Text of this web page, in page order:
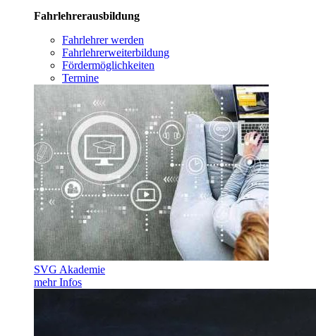
Fahrlehrerausbildung
Fahrlehrer werden
Fahrlehrerweiterbildung
Fördermöglichkeiten
Termine
SVG Akademie
mehr Infos